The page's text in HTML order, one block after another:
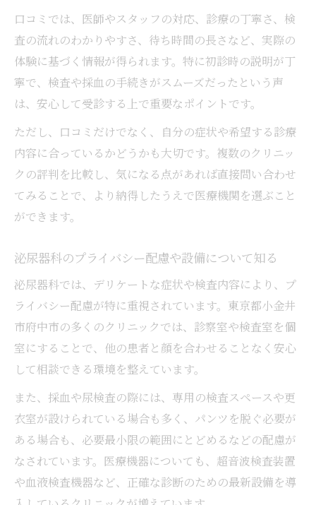
口コミでは、医師やスタッフの対応、診療の丁寧さ、検
査の流れのわかりやすさ、待ち時間の長さなど、実際の
体験に基づく情報が得られます。特に初診時の説明が丁
寧で、検査や採血の手続きがスムーズだったという声
は、安心して受診する上で重要なポイントです。
ただし、口コミだけでなく、自分の症状や希望する診療
内容に合っているかどうかも大切です。複数のクリニッ
クの評判を比較し、気になる点があれば直接問い合わせ
てみることで、より納得したうえで医療機関を選ぶこと
ができます。
泌尿器科のプライバシー配慮や設備について知る
泌尿器科では、デリケートな症状や検査内容により、プ
ライバシー配慮が特に重視されています。東京都小金井
市府中市の多くのクリニックでは、診察室や検査室を個
室にすることで、他の患者と顔を合わせることなく安心
して相談できる環境を整えています。
また、採血や尿検査の際には、専用の検査スペースや更
衣室が設けられている場合も多く、パンツを脱ぐ必要が
ある場合も、必要最小限の範囲にとどめるなどの配慮が
なされています。医療機器についても、超音波検査装置
や血液検査機器など、正確な診断のための最新設備を導